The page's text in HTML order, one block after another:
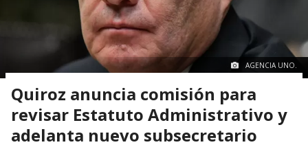
AGENCIA UNO.
Quiroz anuncia comisión para
revisar Estatuto Administrativo y
adelanta nuevo subsecretario